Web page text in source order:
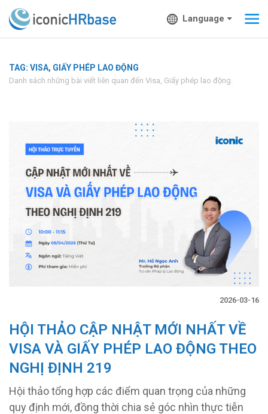
Language
TAG: VISA, GIẤY PHÉP LAO ĐỘNG
Danh sách những bài viết liên quan đến Visa, Giấy phép lao động.
2026-03-16
HỘI THẢO CẬP NHẬT MỚI NHẤT VỀ
VISA VÀ GIẤY PHÉP LAO ĐỘNG THEO
NGHỊ ĐỊNH 219
Hội thảo tổng hợp các điểm quan trọng của những
quy định mới, đồng thời chia sẻ góc nhìn thực tiễn